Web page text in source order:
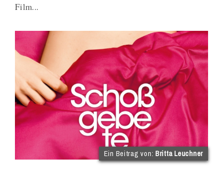
Film...
Ein Beitrag von:Britta Leuchner